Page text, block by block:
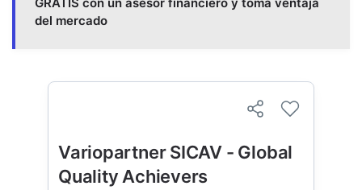
del mercado
Variopartner SICAV - Global
Quality Achievers